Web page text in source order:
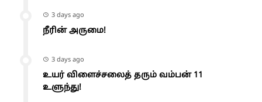
3 days ago
நீரின் அருமை!
3 days ago
உயர் விளைச்சலைத் தரும் வம்பன் 11
உளுந்து!